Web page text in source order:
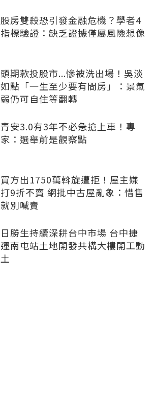
股房雙殺恐引發金融危機？學者4
指標驗證：缺乏證據僅屬風險想像
頭期款投股市...慘被洗出場！吳淡
如點「一生至少要有間房」：景氣
弱仍可自住等翻轉
青安3.0有3年不必急搶上車！專
家：選舉前是觀察點
買方出1750萬斡旋遭拒！屋主嫌
打9折不賣 網批中古屋亂象：惜售
就別喊賣
日勝生持續深耕台中市場 台中捷
運南屯站土地開發共構大樓開工動
土